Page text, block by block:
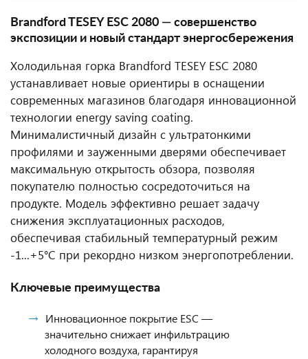
Brandford TESEY ESC 2080 — совершенство
экспозиции и новый стандарт энергосбережения
Холодильная горка Brandford TESEY ESC 2080
устанавливает новые ориентиры в оснащении
современных магазинов благодаря инновационной
технологии energy saving coating.
Минималистичный дизайн с ультратонкими
профилями и зауженными дверями обеспечивает
максимальную открытость обзора, позволяя
покупателю полностью сосредоточиться на
продукте. Модель эффективно решает задачу
снижения эксплуатационных расходов,
обеспечивая стабильный температурный режим
-1...+5°C при рекордно низком энергопотреблении.
Ключевые преимущества
Инновационное покрытие ESC —
значительно снижает инфильтрацию
холодного воздуха, гарантируя